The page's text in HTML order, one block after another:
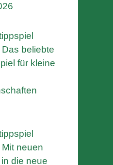
beliebte
für kleine
neuen
die neue